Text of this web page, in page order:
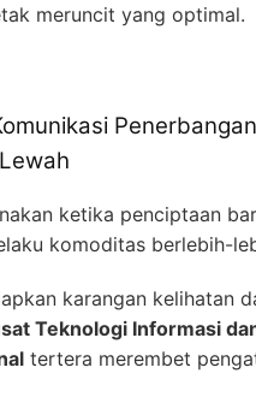
meruncit yang optimal.
ketika penciptaan
komoditas berlebih-
karangan kelihatan
Teknologi Informasi
tertera merembet